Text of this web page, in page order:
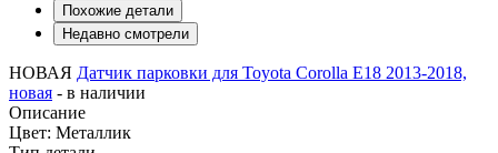
Похожие детали
Недавно смотрели
НОВАЯ Датчик парковки для Toyota Corolla E18 2013-2018,
новая - в наличии
Описание
Цвет: Металлик